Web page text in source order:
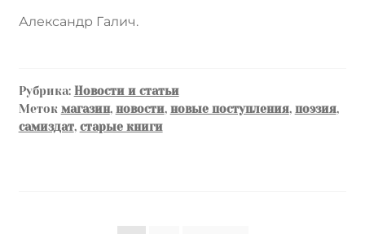
Александр Галич.
Рубрика: Новости и статьи
Меток магазин, новости, новые поступления, поэзия,
самиздат, старые книги